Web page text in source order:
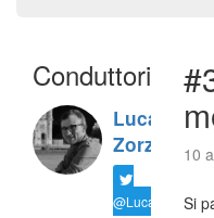
Conduttori
Luca
Zorzi
@LucaTNT
10
Si